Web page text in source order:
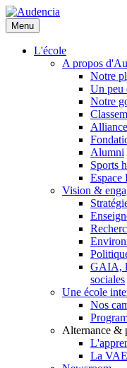
Aller
au
contenu
principal
Menu
L'école
A propos
Notre
Un peu
Notre
Alumni
Sports
Espace
Vision &
GAIA,
sociales
Une école
Nos
Alternance &
La VAE